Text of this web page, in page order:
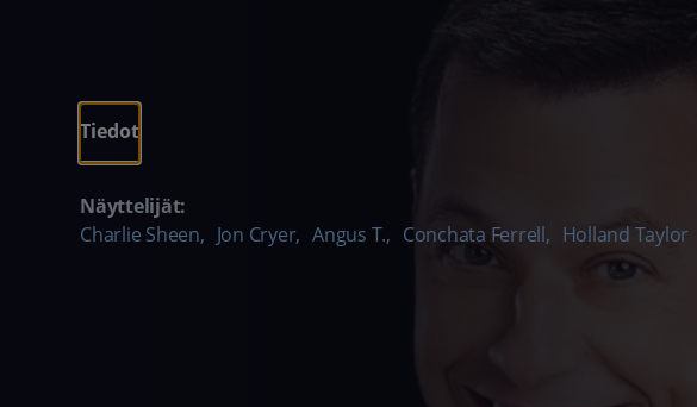
Tiedot
Näyttelijät:
Charlie Sheen, Jon Cryer, Angus T., Conchata Ferrell , Holland Taylor